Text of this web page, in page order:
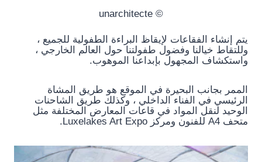
© unarchitecte
يتم إنشاء الفقاعات لإيقاظ البراءة الطفولية للجميع ،
وللتقاط خيالنا وفضول طفولتنا حول العالم الخارجي ،
واستكشاف المجهول بإبداعنا الموهوب.
الممر بجانب البحيرة في الموقع هو طريق المشاة
الرئيسي في الفناء الداخلي ، وكذلك طريق الشاحنات
الوحيد لنقل المواد في قاعات المعارض المختلفة مثل
متحف A4 للفنون ومركز Luxelakes Art Expo.